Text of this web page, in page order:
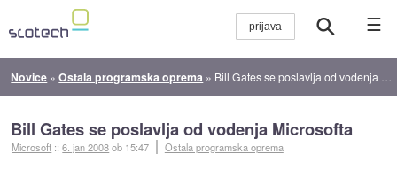
☰
Novice »Ostala programska oprema » Bill Gates se poslavlja od vodenja Microsofta
Bill Gates se poslavlja od vodenja Microsofta
Microsoft ::6. jan 2008ob 15:47 Ostala programska oprema